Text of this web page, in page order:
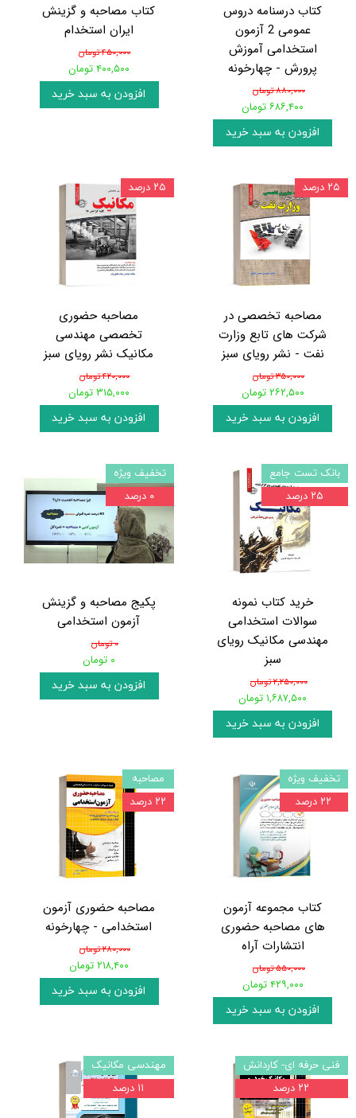
کتاب درسنامه دروس
عمومی 2 آزمون
استخدامی آموزش
پرورش - چهارخونه
۸۸۰,۰۰۰ تومان
۶۸۶,۴۰۰ تومان
افزودن به سبد خرید
کتاب مصاحبه و گزینش
ایران استخدام
۴۵۰,۰۰۰ تومان
۴۰۰,۵۰۰ تومان
افزودن به سبد خرید
مصاحبه تخصصی در
شرکت های تابع وزارت
نفت - نشر رویای سبز
۳۵۰,۰۰۰ تومان
۲۶۲,۵۰۰ تومان
افزودن به سبد خرید
۲۵ درصد
مصاحبه حضوری
تخصصی مهندسی
مکانیک نشر رویای سبز
۴۲۰,۰۰۰ تومان
۳۱۵,۰۰۰ تومان
افزودن به سبد خرید
۲۵ درصد
خرید کتاب نمونه
سوالات استخدامی
مهندسی مکانیک رویای
سبز
۲,۲۵۰,۰۰۰ تومان
۱,۶۸۷,۵۰۰ تومان
افزودن به سبد خرید
بانک تست جامع
۲۵ درصد
پکیج مصاحبه و گزینش
آزمون استخدامی
۰ تومان
۰ تومان
افزودن به سبد خرید
تخفیف ویژه
۰ درصد
کتاب مجموعه آزمون
های مصاحبه حضوری
انتشارات آراه
۵۵۰,۰۰۰ تومان
۴۲۹,۰۰۰ تومان
افزودن به سبد خرید
تخفیف ویژه
۲۲ درصد
مصاحبه حضوری آزمون
استخدامی - چهارخونه
۲۸۰,۰۰۰ تومان
۲۱۸,۴۰۰ تومان
افزودن به سبد خرید
مصاحبه
۲۲ درصد
فنی حرفه ای- کاردانش
۲۲ درصد
مهندسی مکانیک
۱۱ درصد